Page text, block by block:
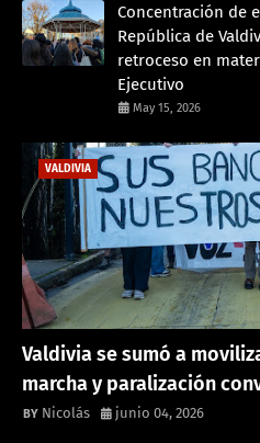
Concentración de
República de
retroceso en
Ejecutivo
May 15, 2026
VALDIVIA
Valdivia se sumó a
marcha y paralización
Nicolás junio 04, 2026